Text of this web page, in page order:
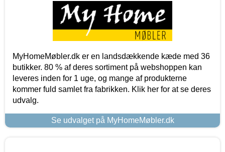
MyHomeMøbler.dk er en landsdækkende kæde med 36
butikker. 80 % af deres sortiment på webshoppen kan
leveres inden for 1 uge, og mange af produkterne
kommer fuld samlet fra fabrikken. Klik her for at se deres
udvalg.
Se udvalget på MyHomeMøbler.dk